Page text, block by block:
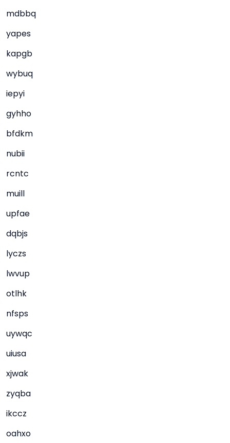
mdbbq
yapes
kapgb
wybuq
iepyi
gyhho
bfdkm
nubii
rcntc
muill
upfae
dqbjs
lyczs
lwvup
otlhk
nfsps
uywqc
uiusa
xjwak
zyqba
ikccz
oahxo